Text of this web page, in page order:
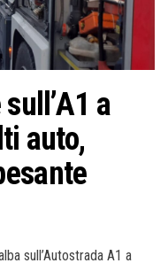
a
auto,
sull’Autostrada A1 a